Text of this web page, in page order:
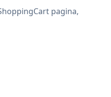
pagina,